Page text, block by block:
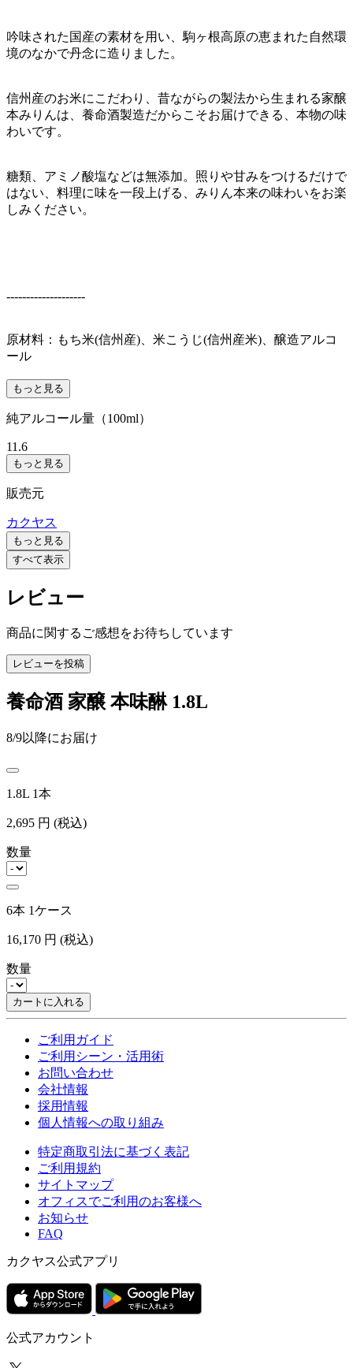
吟味された国産の素材を用い、駒ヶ根高原の恵まれた自然環
境のなかで丹念に造りました。
信州産のお米にこだわり、昔ながらの製法から生まれる家醸
本みりんは、養命酒製造だからこそお届けできる、本物の味
わいです。
糖類、アミノ酸塩などは無添加。照りや甘みをつけるだけで
はない、料理に味を一段上げる、みりん本来の味わいをお楽
しみください。
--------------------
原材料：もち米(信州産)、米こうじ(信州産米)、醸造アルコ
ール
もっと見る
純アルコール量（100ml）
11.6
もっと見る
販売元
カクヤス
もっと見る
すべて表示
レビュー
商品に関するご感想をお待ちしています
レビューを投稿
養命酒 家醸 本味醂 1.8L
8/9以降にお届け
1.8L 1本
2,695 円 (税込)
数量
6本 1ケース
16,170 円 (税込)
数量
カートに入れる
ご利用ガイド
ご利用シーン・活用術
お問い合わせ
会社情報
採用情報
個人情報への取り組み
特定商取引法に基づく表記
ご利用規約
サイトマップ
オフィスでご利用のお客様へ
お知らせ
FAQ
カクヤス公式アプリ
公式アカウント